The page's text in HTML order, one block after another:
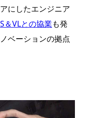
にしたエンジニア
S＆VLとの協業も発
ベーションの拠点